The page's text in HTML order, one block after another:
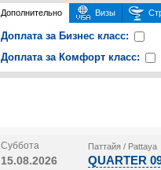
Дополнительно Визы
Доплата за Бизнес класс:
Доплата за Комфорт класс:
Суббота
15.08.2026
Паттайя / Pattaya
QUARTER